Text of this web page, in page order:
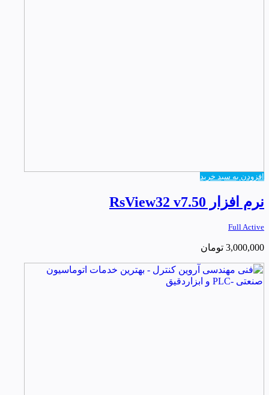
افزودن به سبد خرید
نرم افزار RsView32 v7.50
Full Active
3,000,000 تومان